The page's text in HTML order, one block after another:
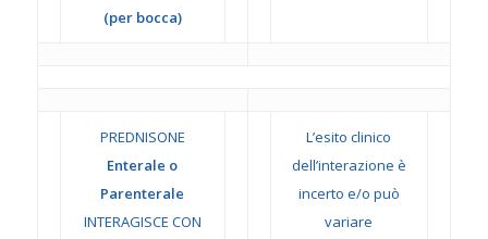
(per bocca)
PREDNISONE
Enterale o
Parenterale
INTERAGISCE CON
L’esito clinico
dell’interazione è
incerto e/o può
variare